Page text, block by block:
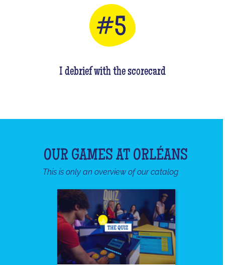
I debrief with the scorecard
OUR GAMES AT ORLÉANS
This is only an overview of our catalog